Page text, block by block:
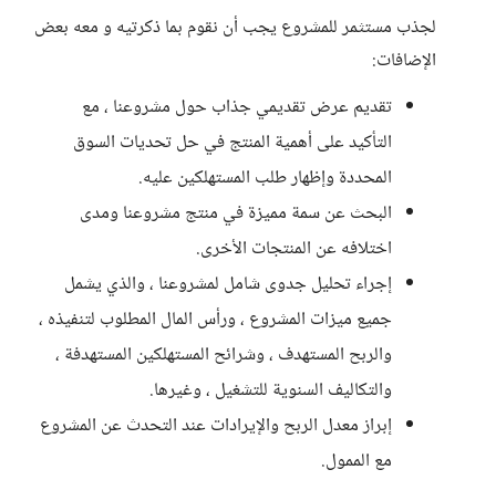
لجذب مستثمر للمشروع يجب أن نقوم بما ذكرتيه و معه بعض
الإضافات:
تقديم عرض تقديمي جذاب حول مشروعنا ، مع
التأكيد على أهمية المنتج في حل تحديات السوق
المحددة وإظهار طلب المستهلكين عليه.
البحث عن سمة مميزة في منتج مشروعنا ومدى
اختلافه عن المنتجات الأخرى.
إجراء تحليل جدوى شامل لمشروعنا ، والذي يشمل
جميع ميزات المشروع ، ورأس المال المطلوب لتنفيذه ،
والربح المستهدف ، وشرائح المستهلكين المستهدفة ،
والتكاليف السنوية للتشغيل ، وغيرها.
إبراز معدل الربح والإيرادات عند التحدث عن المشروع
مع الممول.